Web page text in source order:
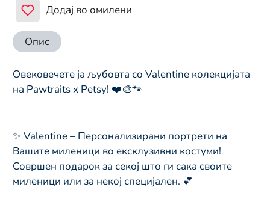
Додај во омилени
Опис
Овековечете ја љубовта со Valentine колекцијата
на Pawtraits x Petsy! ❤️🎨🐾
✨ Valentine – Персонализирани портрети на
Вашите миленици во ексклузивни костуми!
Совршен подарок за секој што ги сака своите
миленици или за некој специјален. 💕